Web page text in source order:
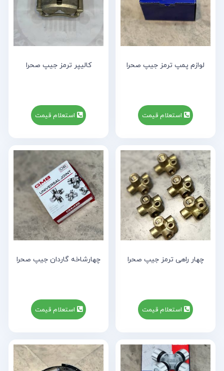
لوازم پمپ ترمز جیپ صحرا
استعلام قیمت
کالیپر ترمز جیپ صحرا
استعلام قیمت
چهار راهی ترمز جیپ صحرا
استعلام قیمت
چهارشاخه گاردان جیپ صحرا
استعلام قیمت